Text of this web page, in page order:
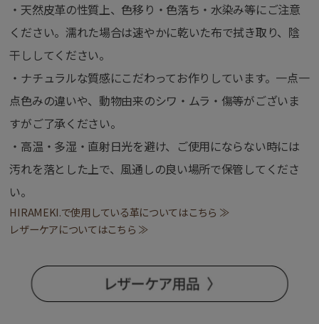
・天然皮革の性質上、色移り・色落ち・水染み等にご注意
ください。濡れた場合は速やかに乾いた布で拭き取り、陰
干ししてください。
・ナチュラルな質感にこだわってお作りしています。一点一
点色みの違いや、動物由来のシワ・ムラ・傷等がございま
すがご了承ください。
・高温・多湿・直射日光を避け、ご使用にならない時には
汚れを落とした上で、風通しの良い場所で保管してくださ
い。
HIRAMEKI.で使用している革についてはこちら ≫
レザーケアについてはこちら ≫